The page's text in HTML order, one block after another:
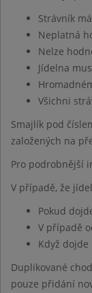
Strávník
Neplatná
Nelze
Jídelna
Všichni
Smajlík pod
založených na
Pro podrobnější
V případě, že
Pokud
V případě
Když
Duplikované
pouze přidání